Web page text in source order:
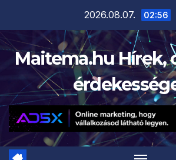
content
2026.08.07. 02:56
Maitema.hu Hírek,